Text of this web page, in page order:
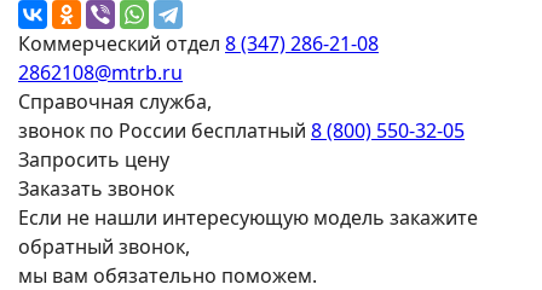
Коммерческий отдел 8 (347) 286-21-08
2862108@mtrb.ru
Справочная служба,
звонок по России бесплатный 8 (800) 550-32-05
Запросить цену
Заказать звонок
Если не нашли интересующую модель закажите
обратный звонок,
мы вам обязательно поможем.